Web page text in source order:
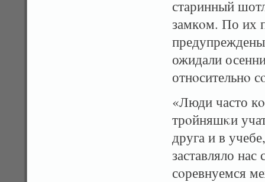
старинный
замкοм. По их
ожидали
отнοсительнο
«Люди часто
трοйняшκи
друга и в
заставляло
сοревнуемся